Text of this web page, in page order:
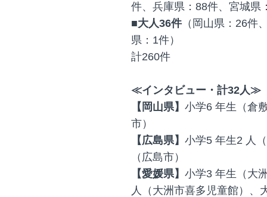
件、兵庫県：88件、宮城県
■大人36件 （岡山県：26件
県：1件）
計260件
≪インタビュー・計32人≫
【岡山県】 小学6 年生（倉
市）
【広島県】 小学5 年生2 人
（広島市）
【愛媛県】 小学3 年生（大
人（大洲市喜多児童館）、